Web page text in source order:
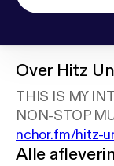
Over Hitz
THIS IS MY
NON-STOP
nchor.fm/hitz-
Alle